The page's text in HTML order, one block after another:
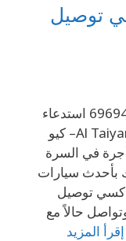
توصيل
اطلب تاكسي في السرة الكويت 69694241 استدعاء
تاكسي في السرة الكويت Al Taiyar Call Taxi– كيو
في السرة
بأحدث سيارات
توصيل
حالاً مع
إقرأ المزيد